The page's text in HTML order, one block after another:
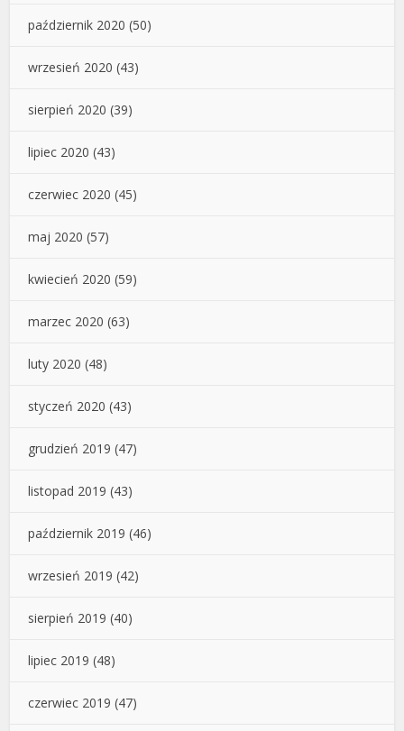
październik 2020 (50)
wrzesień 2020 (43)
sierpień 2020 (39)
lipiec 2020 (43)
czerwiec 2020 (45)
maj 2020 (57)
kwiecień 2020 (59)
marzec 2020 (63)
luty 2020 (48)
styczeń 2020 (43)
grudzień 2019 (47)
listopad 2019 (43)
październik 2019 (46)
wrzesień 2019 (42)
sierpień 2019 (40)
lipiec 2019 (48)
czerwiec 2019 (47)